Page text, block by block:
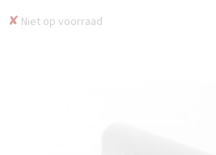
✘ Niet op voorraad